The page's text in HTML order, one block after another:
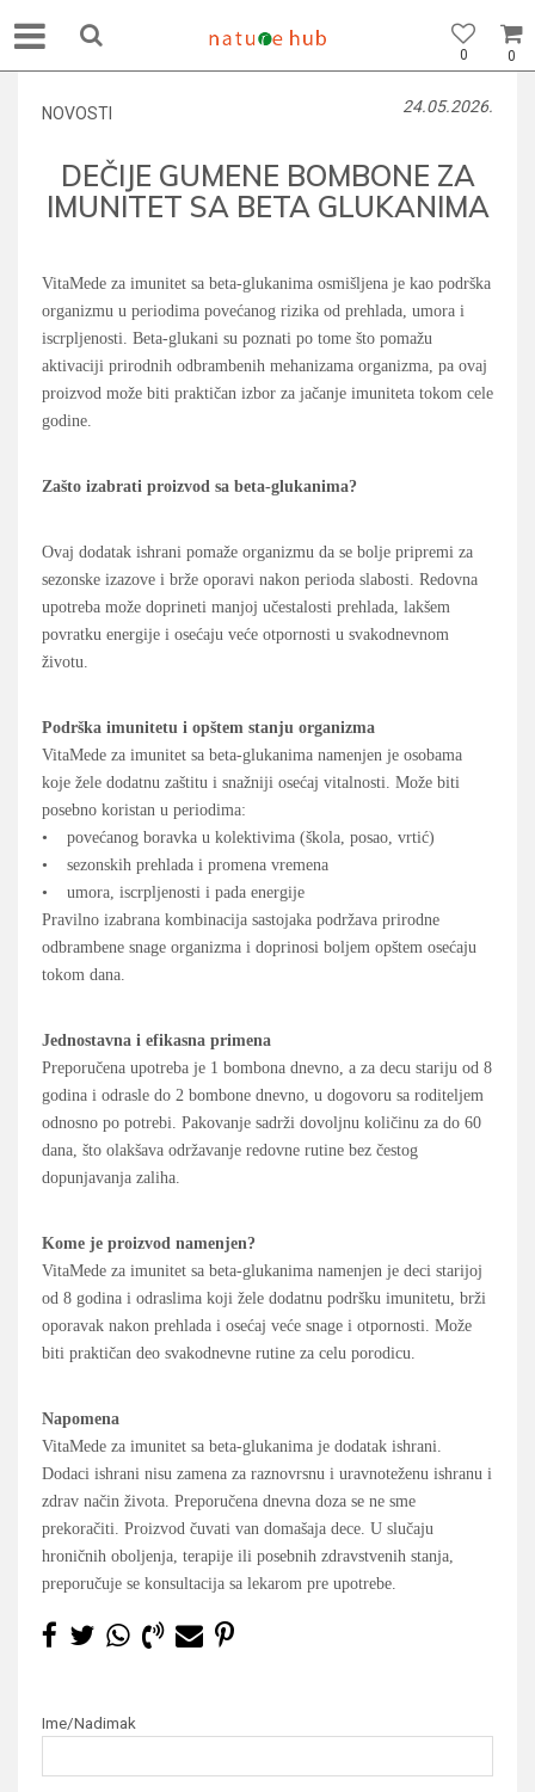
0
0
NOVOSTI 24.05.2026.
DEČIJE GUMENE BOMBONE ZA
IMUNITET SA BETA GLUKANIMA
VitaMede za imunitet sa beta-glukanima osmišljena je kao podrška
organizmu u periodima povećanog rizika od prehlada, umora i
iscrpljenosti. Beta-glukani su poznati po tome što pomažu
aktivaciji prirodnih odbrambenih mehanizama organizma, pa ovaj
proizvod može biti praktičan izbor za jačanje imuniteta tokom cele
godine.
Zašto izabrati proizvod sa beta-glukanima?
Ovaj dodatak ishrani pomaže organizmu da se bolje pripremi za
sezonske izazove i brže oporavi nakon perioda slabosti. Redovna
upotreba može doprineti manjoj učestalosti prehlada, lakšem
povratku energije i osećaju veće otpornosti u svakodnevnom
životu.
Podrška imunitetu i opštem stanju organizma
VitaMede za imunitet sa beta-glukanima namenjen je osobama
koje žele dodatnu zaštitu i snažniji osećaj vitalnosti. Može biti
posebno koristan u periodima:
• povećanog boravka u kolektivima (škola, posao, vrtić)
• sezonskih prehlada i promena vremena
• umora, iscrpljenosti i pada energije
Pravilno izabrana kombinacija sastojaka podržava prirodne
odbrambene snage organizma i doprinosi boljem opštem osećaju
tokom dana.
Jednostavna i efikasna primena
Preporučena upotreba je 1 bombona dnevno, a za decu stariju od 8
godina i odrasle do 2 bombone dnevno, u dogovoru sa roditeljem
odnosno po potrebi. Pakovanje sadrži dovoljnu količinu za do 60
dana, što olakšava održavanje redovne rutine bez čestog
dopunjavanja zaliha.
Kome je proizvod namenjen?
VitaMede za imunitet sa beta-glukanima namenjen je deci starijoj
od 8 godina i odraslima koji žele dodatnu podršku imunitetu, brži
oporavak nakon prehlada i osećaj veće snage i otpornosti. Može
biti praktičan deo svakodnevne rutine za celu porodicu.
Napomena
VitaMede za imunitet sa beta-glukanima je dodatak ishrani.
Dodaci ishrani nisu zamena za raznovrsnu i uravnoteženu ishranu i
zdrav način života. Preporučena dnevna doza se ne sme
prekoračiti. Proizvod čuvati van domašaja dece. U slučaju
hroničnih oboljenja, terapije ili posebnih zdravstvenih stanja,
preporučuje se konsultacija sa lekarom pre upotrebe.
Ime/Nadimak